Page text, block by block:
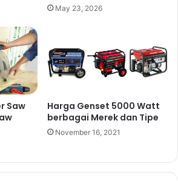
May 23, 2026
Saw
Harga Genset 5000 Watt
berbagai Merek dan Tipe
November 16, 2021